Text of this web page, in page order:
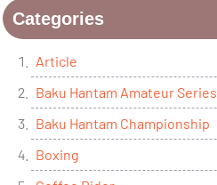
Categories
Article
Baku Hantam Amateur Series
Baku Hantam Championship
Boxing